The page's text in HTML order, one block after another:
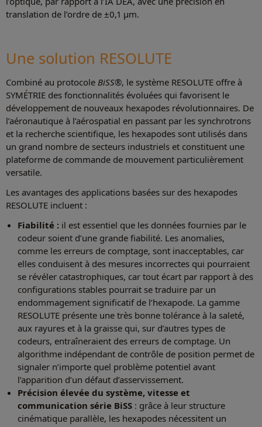
translation de l’ordre de ±0,1 μm.
Une solution RESOLUTE
Combiné au protocole BiSS®, le système RESOLUTE offre à
SYMÉTRIE des fonctionnalités évoluées qui favorisent le
développement de nouveaux hexapodes révolutionnaires. De
l’aéronautique à l’aérospatial en passant par les synchrotrons
et la recherche scientifique, les hexapodes sont utilisés dans
un grand nombre de secteurs industriels et constituent une
plateforme de commande de mouvement particulièrement
versatile.
Les avantages des applications basées sur des hexapodes
RESOLUTE incluent :
Fiabilité : il est essentiel que les données fournies par le
codeur soient d’une grande fiabilité. Les anomalies,
comme les erreurs de comptage, sont inacceptables, car
elles conduisent à des mesures incorrectes qui pourraient
se révéler catastrophiques, car tout écart par rapport à des
configurations stables pourrait se traduire par un
endommagement significatif de l’hexapode. La gamme
RESOLUTE présente une très bonne tolérance à la saleté,
aux rayures et à la graisse qui, sur d’autres types de
codeurs, entraîneraient des erreurs de comptage. Un
algorithme indépendant de contrôle de position permet de
signaler n’importe quel problème potentiel avant
l’apparition d’un défaut d’asservissement.
Précision élevée du système, vitesse et
communication série BiSS : grâce à leur structure
cinématique parallèle, les hexapodes nécessitent un